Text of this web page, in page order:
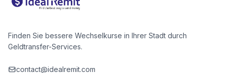
Finden Sie bessere Wechselkurse in Ihrer Stadt durch
Geldtransfer-Services.
contact@idealremit.com